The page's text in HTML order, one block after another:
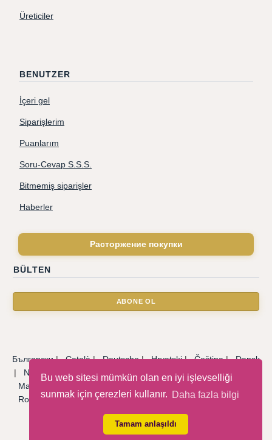
Bu web sitesi mümkün olan en iyi işlevselliği
sunmak için çerezleri kullanır. Daha fazla bilgi
Tamam anlaşıldı
Üreticiler
BENUTZER
İçeri gel
Siparişlerim
Puanlarım
Soru-Cevap S.S.S.
Bitmemiş siparişler
Haberler
Расторжение покупки
BÜLTEN
Български|Català|Deutsche|Hrvatski|Čeština|Dansk
| Nederlandse |English| Eesti keel Français |Ελληνικά
Magyar
Polski Português
Română|Русский |Српски|Slovenský| Slovenščina
Español|Svenska|Türkçe